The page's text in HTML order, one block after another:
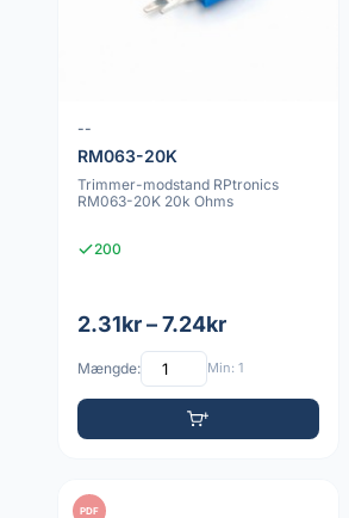
--
RM063-20K
Trimmer-modstand RPtronics
RM063-20K 20k Ohms
200
2.31kr – 7.24kr
Mængde: Min: 1
PDF